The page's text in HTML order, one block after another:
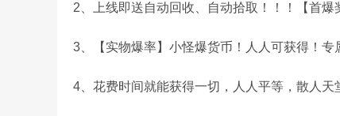
2、上线即送自动回收、自动拾取！！！【首爆
3、【实物爆率】小怪爆货币！人人可获得！专
4、花费时间就能获得一切，人人平等，散人天